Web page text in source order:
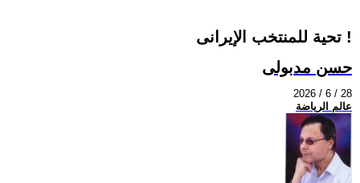
تحية للمنتخب الإيرانى !
حسن مدبولى
2026 / 6 / 28
عالم الرياضة